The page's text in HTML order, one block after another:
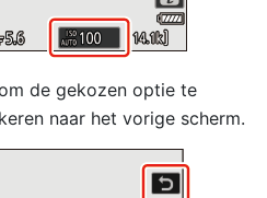
de gekozen optie te
naar het vorige scherm.